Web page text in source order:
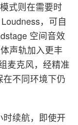
式则在需要时
，可自
空间音效
声轨加入更丰
麦克风，经精准
不同环境下仍
续航，即使开